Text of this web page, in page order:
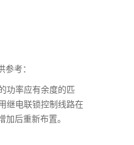
考：
功率应有余度的匹
继电联锁控制线路在
后重新布置。